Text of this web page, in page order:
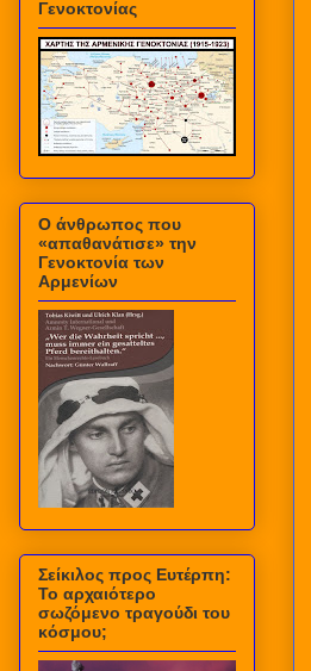
Γενοκτονίας
Ο άνθρωπος που
«απαθανάτισε» την
Γενοκτονία των
Αρμενίων
Σείκιλος προς Ευτέρπη:
Το αρχαιότερο
σωζόμενο τραγούδι του
κόσμου;